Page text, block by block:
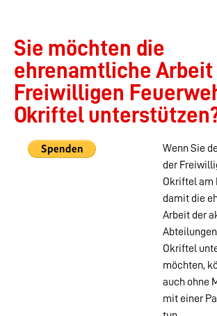
Sie möchten die
ehrenamtliche Arbeit
Freiwilligen
Okriftel
Wenn Sie
der
Okriftel am
damit die
Arbeit der
Okriftel
möchten,
auch ohne
mit einer